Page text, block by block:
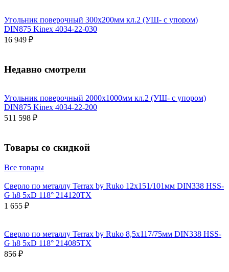
Угольник поверочный 300х200мм кл.2 (УШ- с упором)
DIN875 Kinex 4034-22-030
16 949 ₽
Недавно смотрели
Угольник поверочный 2000х1000мм кл.2 (УШ- с упором)
DIN875 Kinex 4034-22-200
511 598 ₽
Товары со скидкой
Все товары
Сверло по металлу Terrax by Ruko 12x151/101мм DIN338 HSS-
G h8 5xD 118° 214120TX
1 655 ₽
Сверло по металлу Terrax by Ruko 8,5x117/75мм DIN338 HSS-
G h8 5xD 118° 214085TX
856 ₽